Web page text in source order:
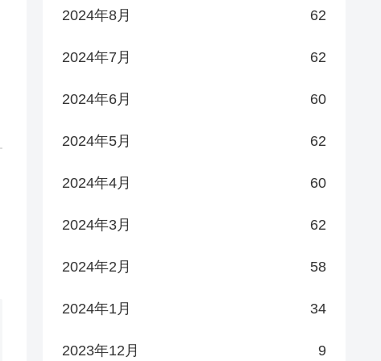
2024年8月 62
2024年7月 62
2024年6月 60
2024年5月 62
2024年4月 60
2024年3月 62
2024年2月 58
2024年1月 34
2023年12月 9